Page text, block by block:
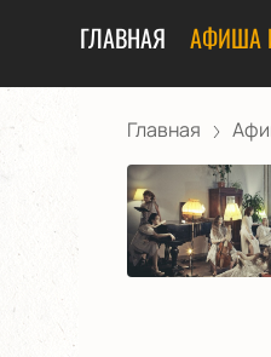
ГЛАВНАЯ АФИША
Главная